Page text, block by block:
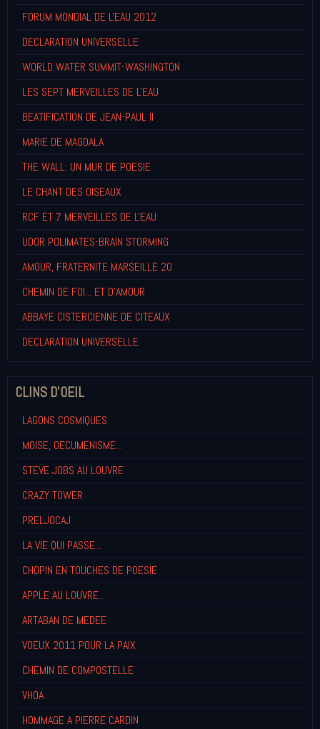
FORUM MONDIAL DE L'EAU 2012
DECLARATION UNIVERSELLE
WORLD WATER SUMMIT-WASHINGTON
LES SEPT MERVEILLES DE L'EAU
BEATIFICATION DE JEAN-PAUL II
MARIE DE MAGDALA
THE WALL: UN MUR DE POESIE
LE CHANT DES OISEAUX
RCF ET 7 MERVEILLES DE L'EAU
UDOR POLIMATES-BRAIN STORMING
AMOUR, FRATERNITE MARSEILLE 20
CHEMIN DE FOI... ET D'AMOUR
ABBAYE CISTERCIENNE DE CITEAUX
DECLARATION UNIVERSELLE
CLINS D'OEIL
LAGONS COSMIQUES
MOISE, OECUMENISME...
STEVE JOBS AU LOUVRE
CRAZY TOWER
PRELJOCAJ
LA VIE QUI PASSE...
CHOPIN EN TOUCHES DE POESIE
APPLE AU LOUVRE...
ARTABAN DE MEDEE
VOEUX 2011 POUR LA PAIX
CHEMIN DE COMPOSTELLE
VHOA
HOMMAGE A PIERRE CARDIN